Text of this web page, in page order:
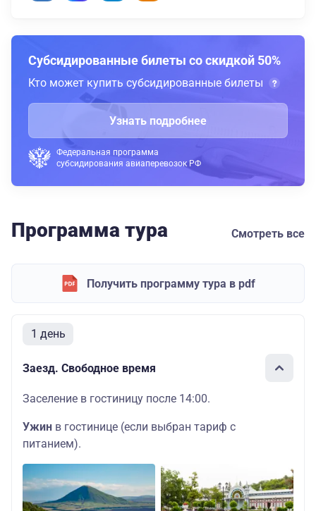
Субсидированные билеты со скидкой 50%
Кто может купить субсидированные билеты
Узнать подробнее
Федеральная программа
субсидирования авиаперевозок РФ
Программа тура Смотреть все
Получить программу тура в pdf
1 день
Заезд. Свободное время
Заселение в гостиницу после 14:00.
Ужин в гостинице (если выбран тариф с
питанием).